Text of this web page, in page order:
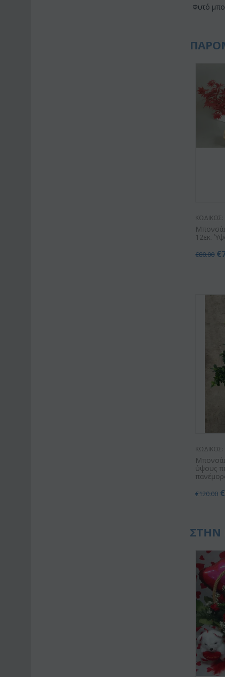
Φυτό
ΚΩΔΙΚΟΣ:
12εκ.
€80.00 €
ΚΩΔΙΚΟΣ:
ύψους
€120.00 €
ΣΤΗΝ